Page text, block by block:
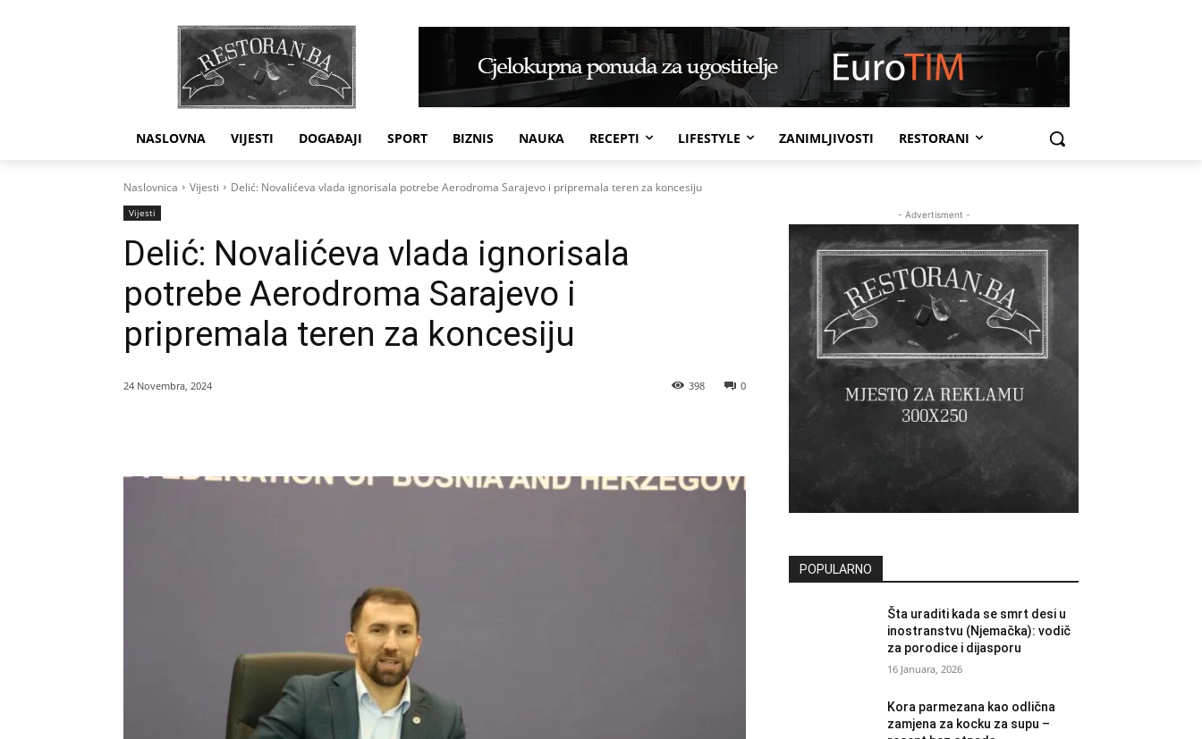
NASLOVNA VIJESTI DOGAĐAJI SPORT BIZNIS NAUKA RECEPTI LIFESTYLE ZANIMLJIVOSTI RESTORANI
Naslovnica Vijesti Delić: Novalićeva vlada ignorisala potrebe Aerodroma Sarajevo i pripremala teren za koncesiju
Vijesti
Delić: Novalićeva vlada ignorisala
potrebe Aerodroma Sarajevo i
pripremala teren za koncesiju
24 Novembra, 2024 0
398
- Advertisment -
POPULARNO
Šta uraditi kada se smrt desi u
inostranstvu (Njemačka): vodič
za porodice i dijasporu
16 Januara, 2026
Kora parmezana kao odlična
zamjena za kocku za supu –